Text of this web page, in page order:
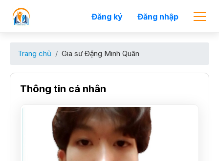
Đăng ký Đăng nhập
Trang chủ Gia sư Đặng Minh Quân
Thông tin cá nhân